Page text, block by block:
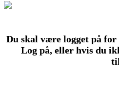
Du skal være logget på
Log på, eller hvis du